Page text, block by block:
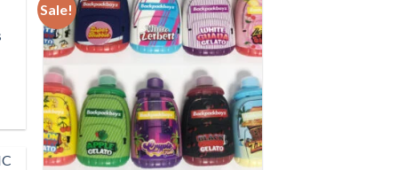
Sale!
Add to wishlist